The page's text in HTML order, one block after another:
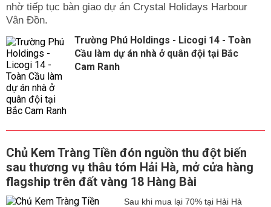
nhờ tiếp tục bàn giao dự án Crystal Holidays Harbour
Vân Đồn.
Trường Phú Holdings - Licogi 14 - Toàn
Cầu làm dự án nhà ở quân đội tại Bắc
Cam Ranh
Chủ Kem Tràng Tiền đón nguồn thu đột biến
sau thương vụ thâu tóm Hải Hà, mở cửa hàng
flagship trên đất vàng 18 Hàng Bài
Sau khi mua lại 70% tại Hải Hà